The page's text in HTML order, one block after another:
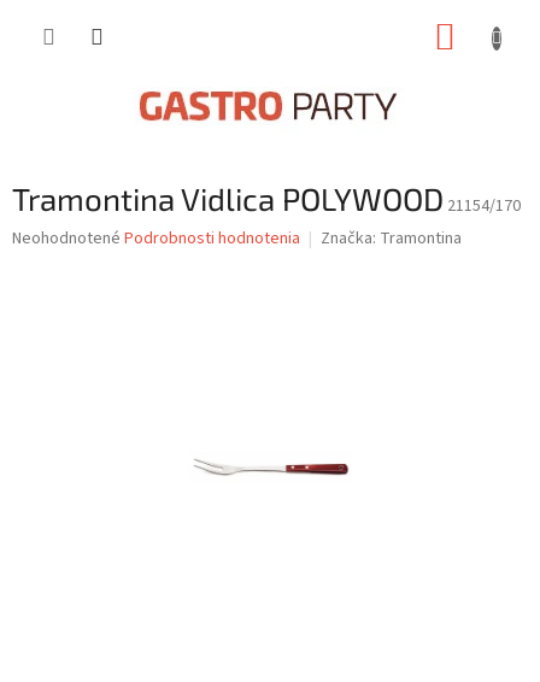
Tramontina Vidlica POLYWOOD 21154/170
Priemerné
Neohodnotené Podrobnosti hodnotenia Značka: Tramontina